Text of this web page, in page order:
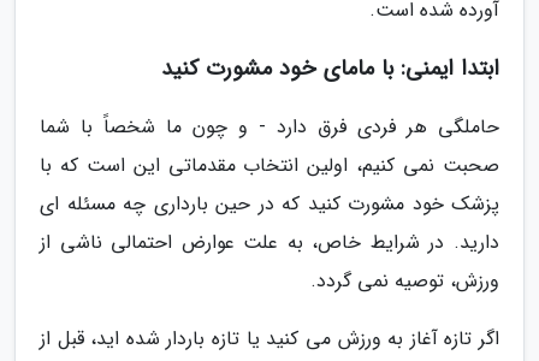
آورده شده است.
ابتدا ایمنی: با مامای خود مشورت کنید
حاملگی هر فردی فرق دارد - و چون ما شخصاً با شما
صحبت نمی کنیم، اولین انتخاب مقدماتی این است که با
پزشک خود مشورت کنید که در حین بارداری چه مسئله ای
دارید. در شرایط خاص، به علت عوارض احتمالی ناشی از
ورزش، توصیه نمی گردد.
اگر تازه آغاز به ورزش می کنید یا تازه باردار شده اید، قبل از